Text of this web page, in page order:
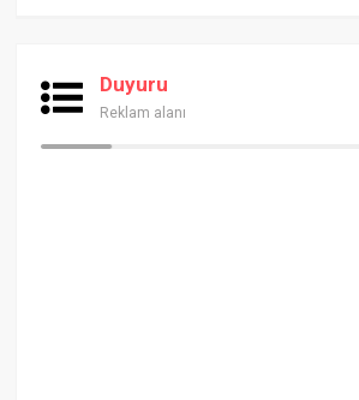
Duyuru
Reklam alanı